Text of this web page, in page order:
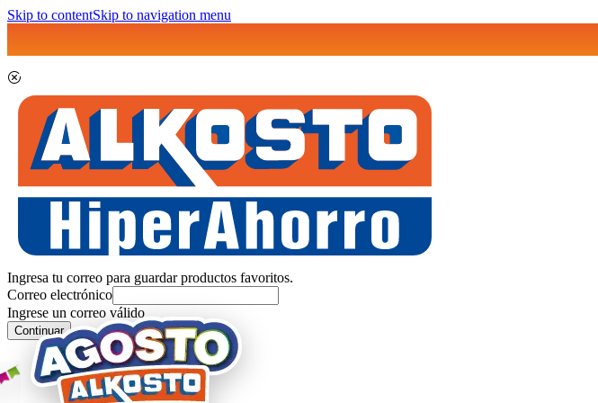
Skip to contentSkip to navigation menu
Ingresa tu correo para guardar productos favoritos.
Correo electrónico
Ingrese un correo válido
Continuar